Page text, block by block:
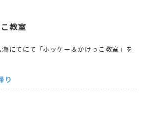
教室
にてにて「ホッケー＆かけっこ教室」を
り